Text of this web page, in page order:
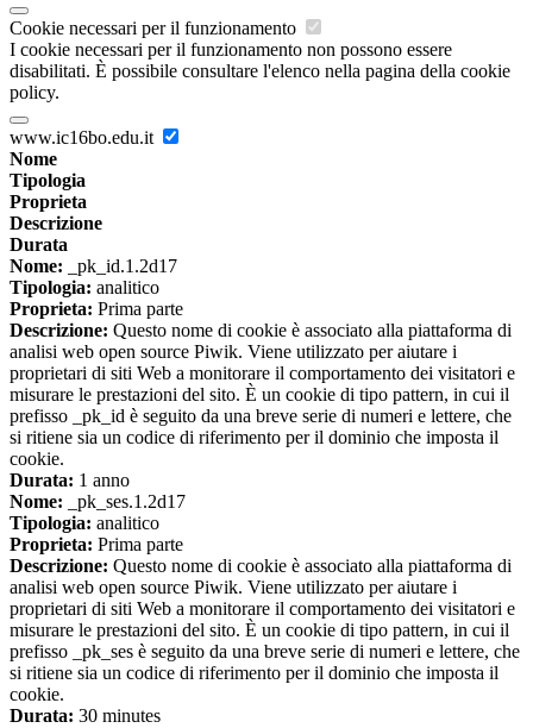
Cookie necessari per il funzionamento
I cookie necessari per il funzionamento non possono essere
disabilitati. È possibile consultare l'elenco nella pagina della cookie
policy.
www.ic16bo.edu.it
Nome
Tipologia
Proprieta
Descrizione
Durata
Nome: _pk_id.1.2d17
Tipologia: analitico
Proprieta: Prima parte
Descrizione: Questo nome di cookie è associato alla piattaforma di
analisi web open source Piwik. Viene utilizzato per aiutare i
proprietari di siti Web a monitorare il comportamento dei visitatori e
misurare le prestazioni del sito. È un cookie di tipo pattern, in cui il
prefisso _pk_id è seguito da una breve serie di numeri e lettere, che
si ritiene sia un codice di riferimento per il dominio che imposta il
cookie.
Durata: 1 anno
Nome: _pk_ses.1.2d17
Tipologia: analitico
Proprieta: Prima parte
Descrizione: Questo nome di cookie è associato alla piattaforma di
analisi web open source Piwik. Viene utilizzato per aiutare i
proprietari di siti Web a monitorare il comportamento dei visitatori e
misurare le prestazioni del sito. È un cookie di tipo pattern, in cui il
prefisso _pk_ses è seguito da una breve serie di numeri e lettere, che
si ritiene sia un codice di riferimento per il dominio che imposta il
cookie.
Durata: 30 minutes